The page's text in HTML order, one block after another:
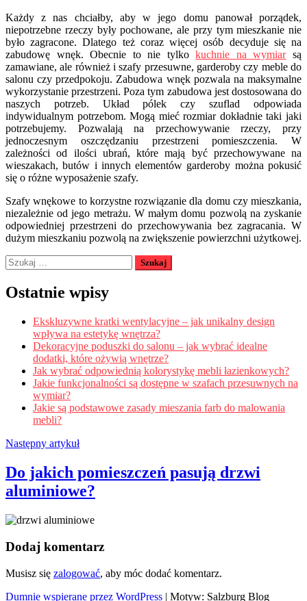
Każdy z nas chciałby, aby w jego domu panował porządek,
niepotrzebne rzeczy były pochowane, ale przy tym mieszkanie nie
było zagracone. Dlatego też coraz więcej osób decyduje się na
zabudowę wnęk. Obecnie to nie tylkokuchnie na wymiarsą
zamawiane, ale również i szafy przesuwne, garderoby czy meble do
salonu czy przedpokoju. Zabudowa wnęk pozwala na maksymalne
wykorzystanie przestrzeni. Poza tym zabudowa jest dostosowana do
naszych potrzeb. Układ pólek czy szuflad odpowiada
indywidualnym potrzebom. Mogą mieć rozmiar dokładnie taki jaki
potrzebujemy. Pozwalają na przechowywanie rzeczy, przy
jednoczesnym oszczędzaniu przestrzeni pomieszczenia. W
zależności od ilości ubrań, które mają być przechowywane na
wieszakach, butów i innych elementów garderoby można pokusić
się o różne wyposażenie szafy.
Szafy wnękowe to korzystne rozwiązanie dla domu czy mieszkania,
niezależnie od jego metrażu. W małym domu pozwolą na zyskanie
odpowiedniej przestrzeni do przechowywania bez zagracania. W
dużym mieszkaniu pozwolą na zwiększenie powierzchni użytkowej.
Przejdź
do
stopki
Szukaj:
Ostatnie wpisy
Ekskluzywne kratki wentylacyjne – jak unikalny design
wpływa na estetykę wnętrza?
Dekoracyjne poduszki do salonu – jak wybrać idealne
dodatki, które ożywią wnętrze?
Jak wybrać odpowiednią kolorystykę mebli łazienkowych?
Jakie funkcjonalności są dostępne w szafach przesuwnych na
wymiar?
Jakie są podstawowe zasady mieszania farb do malowania
mebli?
Następny artykuł
Do jakich pomieszczeń pasują drzwi
aluminiowe?
Dodaj komentarz
Musisz się zalogować, aby móc dodać komentarz.
Dumnie wspierane przez WordPress | Motyw: Salzburg Blog